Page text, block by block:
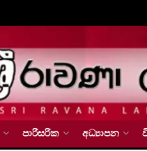
පාරිසරික අධ්‍යාපන